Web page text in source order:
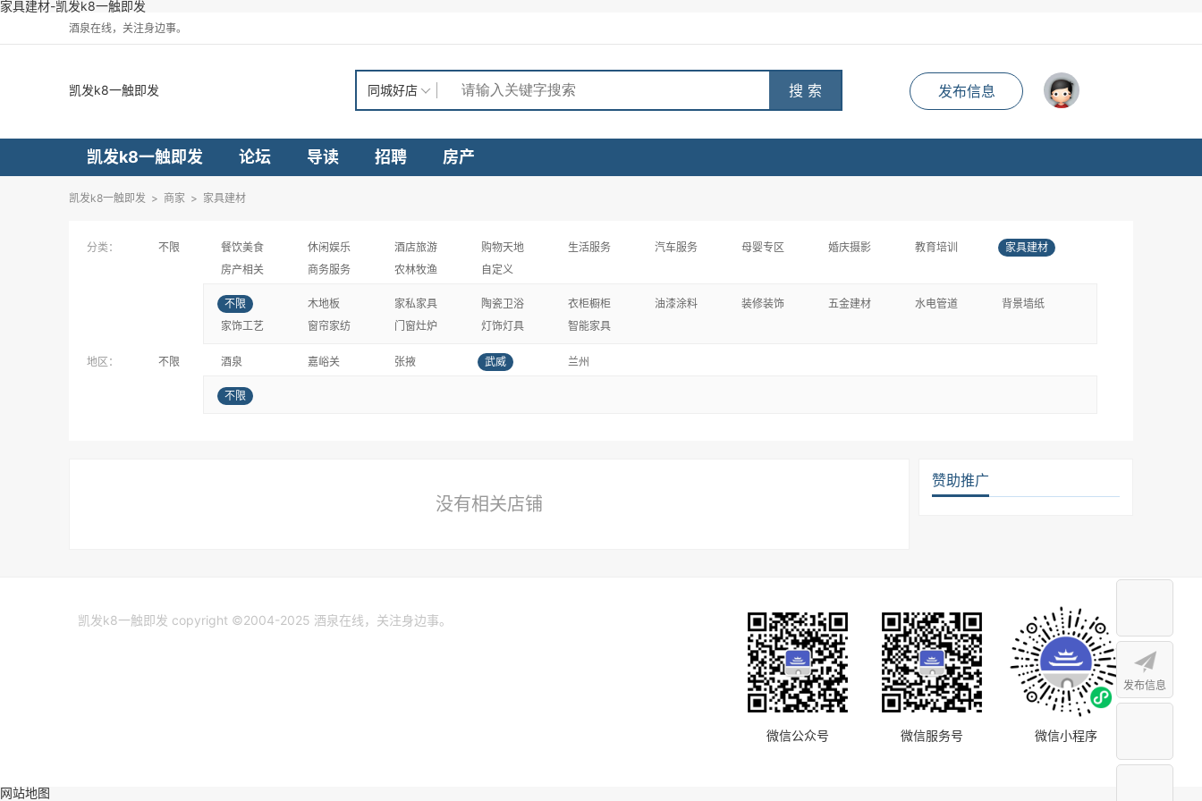
家具建材-凯发k8一触即发
酒泉在线，关注身边事。
凯发k8一触即发 同城好店 搜 索 发布信息
凯发k8一触即发 论坛 导读 招聘 房产
凯发k8一触即发 > 商家 > 家具建材
分类： 不限 餐饮美食 休闲娱乐 酒店旅游 购物天地 生活服务 汽车服务 母婴专区 婚庆摄影 教育培训
家具建材
房产相关
商务服务 农林牧渔 自定义
不限 木地板 家私家具 陶瓷卫浴 衣柜橱柜 油漆涂料 装修装饰 五金建材 水电管道
背景墙纸
家饰工艺
窗帘家纺 门窗灶炉 灯饰灯具 智能家具
地区： 不限 酒泉 嘉峪关 张掖 武威 兰州
不限
没有相关店铺
赞助推广
凯发k8一触即发 copyright ©2004-2025 酒泉在线，关注身边事。
微信小程序
微信服务号
微信公众号
发布信息
网站地图